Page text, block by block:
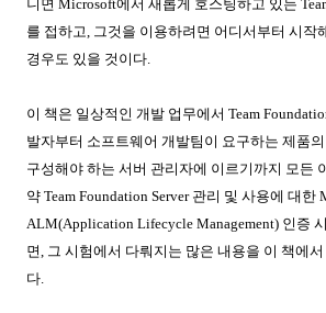
니면 Microsoft에서 새롭게 호스팅하고 있는
를 접하고, 그것을 이용하려면 어디서부터 시작
경우도 있을 것이다.
이 책은 일상적인 개발 업무에서 Team
발자부터 소프트웨어 개발팀이 요구하는 제품
구성해야 하는 서버 관리자에 이르기까지 모든
약 Team Foundation Server 관리 및 사용에 대한
ALM(Application Lifecycle Management) 인증
면, 그 시험에서 다뤄지는 많은 내용을 이 책에
다.